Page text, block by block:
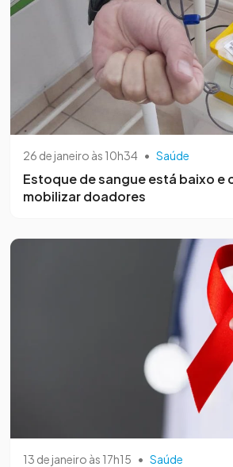
26 de janeiro às 10h34 • Saúde
Estoque de sangue está baixo e
mobilizar doadores
13 de janeiro às 17h15 • Saúde